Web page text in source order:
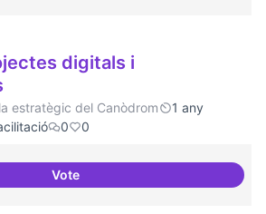
digitals i
estratègic del Canòdrom
1 any
0 0
VoteSuport a projectes digitals i